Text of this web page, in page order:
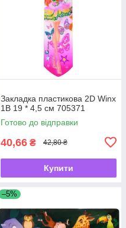
Закладка пластикова 2D Winx
1В 19 * 4,5 см 705371
Готово до відправки
40,66 ₴ 42,80 ₴
Купити
–5%